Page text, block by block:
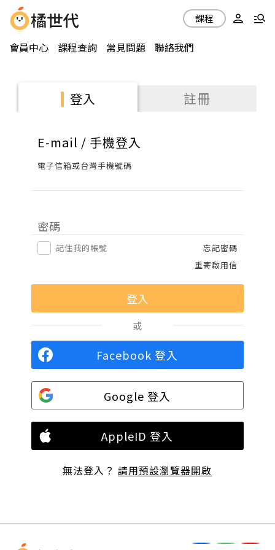
會員中心 課程查詢 常見問題 聯絡我們
課程
登入 註冊
E-mail / 手機登入
電子信箱或台灣手機號碼
密碼
記住我的帳號
忘記密碼
重寄啟用信
或
Facebook 登入
Google 登入
AppleID 登入
無法登入？請用預設瀏覽器開啟